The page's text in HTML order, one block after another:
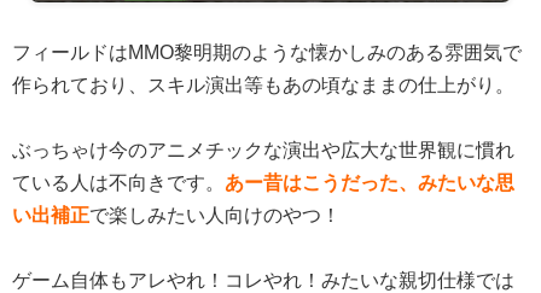
フィールドはMMO黎明期のような懐かしみのある雰囲気で
作られており、スキル演出等もあの頃なままの仕上がり。
ぶっちゃけ今のアニメチックな演出や広大な世界観に慣れ
ている人は不向きです。 あー昔はこうだった、みたいな思
い出補正で楽しみたい人向けのやつ！
ゲーム自体もアレやれ！コレやれ！みたいな親切仕様では